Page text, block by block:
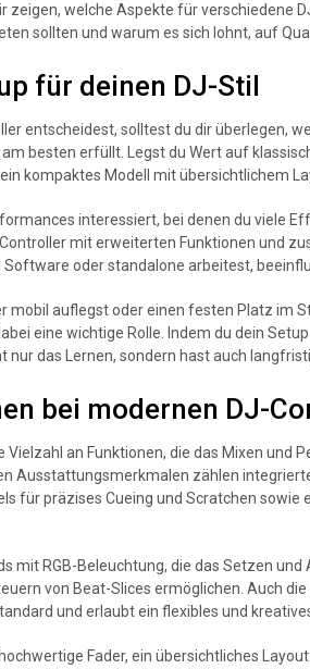
zeigen, welche Aspekte für verschiedene
sollten und warum es sich lohnt, auf
für deinen DJ-Stil
entscheidest, solltest du dir überlegen,
besten erfüllt. Legst du Wert auf
kompaktes Modell mit übersichtlichem
interessiert, bei denen du viele
mit erweiterten Funktionen und
Software oder standalone arbeitest,
mobil auflegst oder einen festen Platz im
eine wichtige Rolle. Indem du dein
das Lernen, sondern hast auch
bei modernen DJ-
Vielzahl an Funktionen, die das Mixen und
Ausstattungsmerkmalen zählen
für präzises Cueing und Scratchen sowie
mit RGB-Beleuchtung, die das Setzen und
von Beat-Slices ermöglichen. Auch
und erlaubt ein flexibles und
Fader, ein übersichtliches